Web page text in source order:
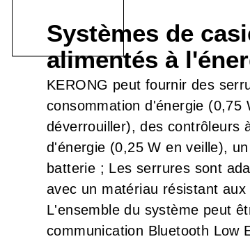
Systèmes de
alimentés à
KERONG peut fournir des
consommation d'énergie (0,75
déverrouiller), des contrôleurs
d'énergie (0,25 W en veille),
batterie ; Les serrures sont
avec un matériau résistant aux
L'ensemble du système peut
communication Bluetooth Low